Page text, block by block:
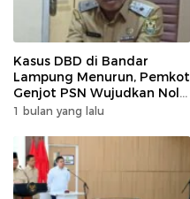
Kasus DBD di Bandar
Lampung Menurun, Pemkot
Genjot PSN Wujudkan Nol
Kematian
1 bulan yang lalu